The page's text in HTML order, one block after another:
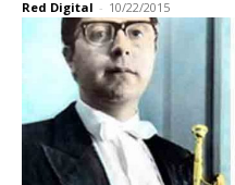
Red Digital - 10/22/2015